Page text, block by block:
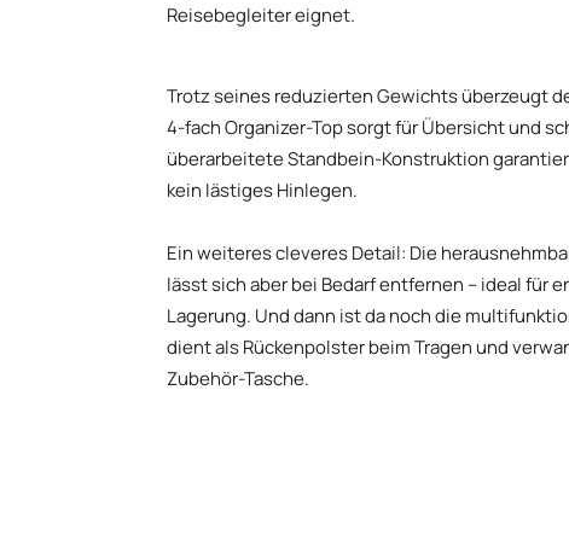
Reisebegleiter eignet.
Trotz seines reduzierten Gewichts überzeugt
4-fach Organizer-Top sorgt für Übersicht und
überarbeitete Standbein-Konstruktion
kein lästiges Hinlegen.
Ein weiteres cleveres Detail: Die
lässt sich aber bei Bedarf entfernen – ideal für
Lagerung. Und dann ist da noch die
dient als Rückenpolster beim Tragen und
Zubehör-Tasche.